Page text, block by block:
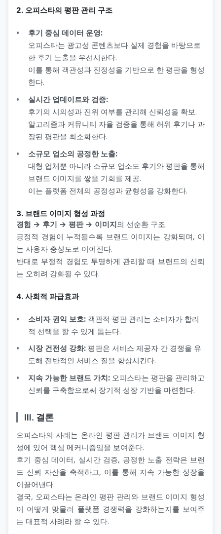
2. 오피스타의 평판 관리 구조
후기 중심 데이터 운영:
오피스타는 광고성 콘텐츠보다 실제 경험을 바탕으로
한 후기 노출을 우선시한다.
이를 통해 객관성과 진정성을 기반으로 한 평판을 형성
한다.
실시간 업데이트와 검증:
후기의 시의성과 진위 여부를 관리해 신뢰성을 확보.
알고리즘과 커뮤니티 자율 검증을 통해 허위 후기나 과
장된 평판을 최소화한다.
소규모 업소의 공정한 노출:
대형 업체뿐 아니라 소규모 업소도 후기와 평판을 통해
브랜드 이미지를 쌓을 기회를 제공.
이는 플랫폼 전체의 공정성과 균형성을 강화한다.
3. 브랜드 이미지 형성 과정
경험 → 후기 → 평판 → 이미지의 선순환 구조.
긍정적 경험이 누적될수록 브랜드 이미지는 강화되며, 이
는 사용자 충성도로 이어진다.
반대로 부정적 경험도 투명하게 관리할 때 브랜드의 신뢰
는 오히려 강화될 수 있다.
4. 사회적 파급효과
소비자 권익 보호: 객관적 평판 관리는 소비자가 합리
적 선택을 할 수 있게 돕는다.
시장 건전성 강화: 평판은 서비스 제공자 간 경쟁을 유
도해 전반적인 서비스 질을 향상시킨다.
지속 가능한 브랜드 가치: 오피스타는 평판을 관리하고
신뢰를 구축함으로써 장기적 성장 기반을 마련한다.
Ⅲ. 결론
오피스타의 사례는 온라인 평판 관리가 브랜드 이미지 형
성에 있어 핵심 메커니즘임을 보여준다.
후기 중심 데이터, 실시간 검증, 공정한 노출 전략은 브랜
드 신뢰 자산을 축적하고, 이를 통해 지속 가능한 성장을
이끌어낸다.
결국, 오피스타는 온라인 평판 관리와 브랜드 이미지 형성
이 어떻게 맞물려 플랫폼 경쟁력을 강화하는지를 보여주
는 대표적 사례라 할 수 있다.